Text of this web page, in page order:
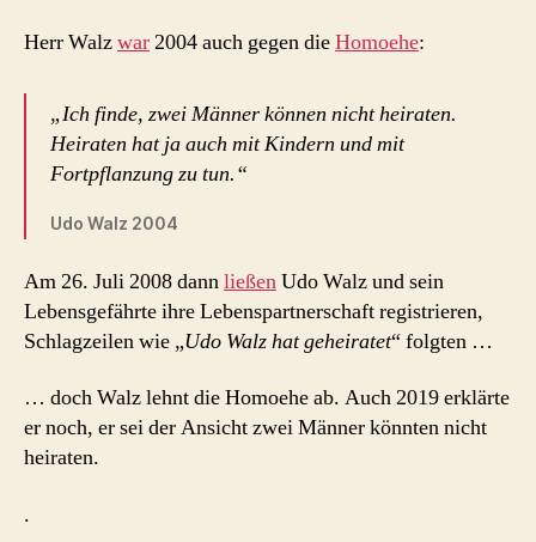
Herr Walzwar2004 auch gegen dieHomoehe:
„Ich finde, zwei Männer können nicht heiraten.
Heiraten hat ja auch mit Kindern und mit
Fortpflanzung zu tun.“
Udo Walz 2004
Am 26. Juli 2008 dannließenUdo Walz und sein
Lebensgefährte ihre Lebenspartnerschaft registrieren,
Schlagzeilen wie „Udo Walz hat geheiratet“ folgten …
… doch Walz lehnt die Homoehe ab. Auch 2019 erklärte
er noch, er sei der Ansicht zwei Männer könnten nicht
heiraten.
.